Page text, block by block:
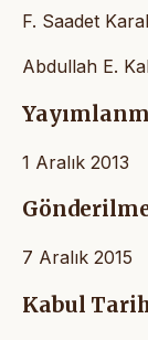
F. Saadet
Abdullah E.
1 Aralık 2013
7 Aralık 2015
Kabul